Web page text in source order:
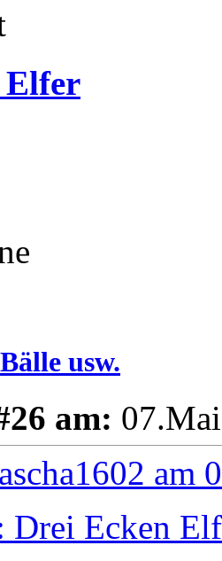
Elfer
usw.
am:
am
Drei Ecken